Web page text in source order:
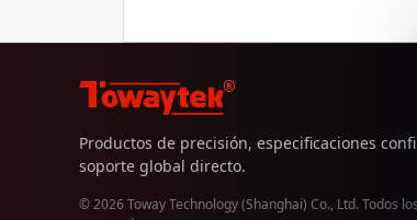
®
Productos de precisión, especificaciones
soporte global directo.
© 2026 Toway Technology (Shanghai) Co., Ltd. Todos